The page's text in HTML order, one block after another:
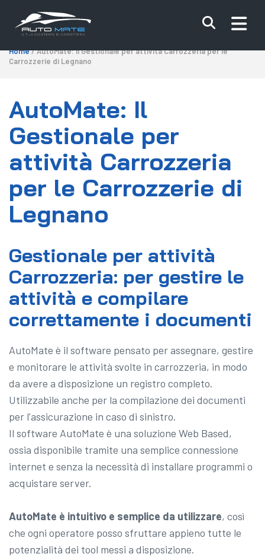
Home/ AutoMate: Il Gestionale per attività Carrozzeria per le
Carrozzerie di Legnano
AutoMate: Il
Gestionale per
attività Carrozzeria
per le Carrozzerie di
Legnano
Gestionale per attività
Carrozzeria: per gestire le
attività e compilare
correttamente i documenti
AutoMate è il software pensato per assegnare, gestire
e monitorare le attività svolte in carrozzeria, in modo
da avere a disposizione un registro completo.
Utilizzabile anche per la compilazione dei documenti
per l'assicurazione in caso di sinistro.
Il software AutoMate è una soluzione Web Based,
ossia disponibile tramite una semplice connessione
internet e senza la necessità di installare programmi o
acquistare server.
AutoMate è intuitivo e semplice da utilizzare, così
che ogni operatore posso sfruttare appieno tutte le
potenzialità dei tool messi a disposizione.